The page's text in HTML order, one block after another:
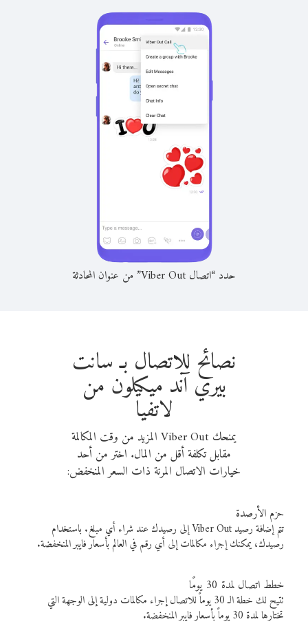
حدد “اتصال Viber Out” من عنوان المحادثة
نصائح للاتصال بـ سانت
بيري آند ميكيلون من
لاتفيا
يمنحك Viber Out المزيد من وقت المكالمة
مقابل تكلفة أقل من المال. اختر من أحد
خيارات الاتصال المرنة ذات السعر المنخفض:
حزم الأرصدة
تتم إضافة رصيد Viber Out إلى رصيدك عند شراء أي مبلغ. باستخدام
رصيدك، يمكنك إجراء مكالمات إلى أي رقم في العالم بأسعار فايبر المنخفضة.
خطط اتصال لمدة 30 يومًا
تتيح لك خطة الـ 30 يوماً للاتصال إجراء مكالمات دولية إلى الوجهة التي
تختارها لمدة 30 يوماً بأسعار فايبر المنخفضة.